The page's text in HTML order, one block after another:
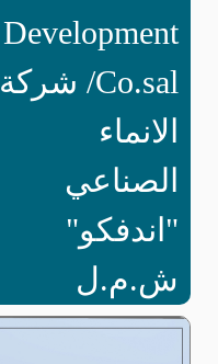
Development
Co.sal/ شركة
الانماء
الصناعي
"اندفكو"
ش.م.ل